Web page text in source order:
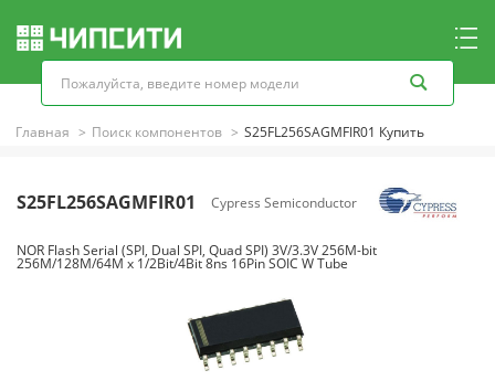
Главная Поиск компонентов S25FL256SAGMFIR01 Купить
S25FL256SAGMFIR01 Cypress Semiconductor
NOR Flash Serial (SPI, Dual SPI, Quad SPI) 3V/3.3V 256M-bit
256M/128M/64M x 1/2Bit/4Bit 8ns 16Pin SOIC W Tube